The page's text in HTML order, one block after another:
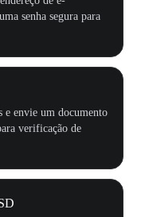
senha segura para
e envie um documento
verificação de